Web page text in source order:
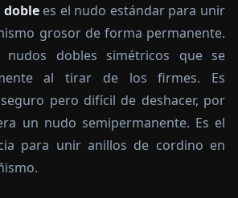
doblees el nudo estándar para unir
grosor de forma permanente.
nudos dobles simétricos que se
al tirar de los firmes. Es
pero difícil de deshacer, por
un nudo semipermanente. Es el
para unir anillos de cordino en